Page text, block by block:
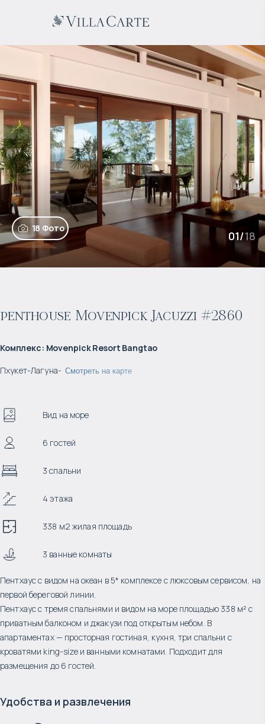
18 Фото
01/18
penthouse Movenpick Jacuzzi #2860
Комплекс: Movenpick Resort Bangtao
Пхукет-Лагуна- Смотреть на карте
Вид на море
6 гостей
3 спальни
4 этажа
338 м2 жилая площадь
3 ванные комнаты
Пентхаус с видом на океан в 5* комплексе с люксовым сервисом, на
первой береговой линии.
Пентхаус с тремя спальнями и видом на море площадью 338 м² с
приватным балконом и джакузи под открытым небом. В
апартаментах — просторная гостиная, кухня, три спальни с
кроватями king-size и ванными комнатами. Подходит для
размещения до 6 гостей.
Удобства и развлечения